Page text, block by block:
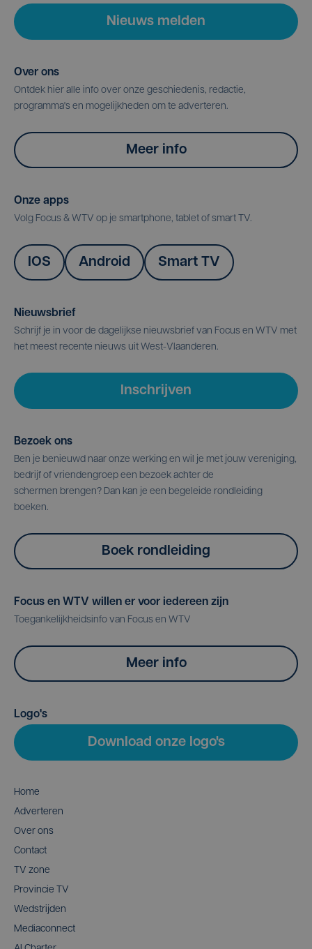
Nieuws melden
Over ons
Ontdek hier alle info over onze geschiedenis, redactie,
programma's en mogelijkheden om te adverteren.
Meer info
Onze apps
Volg Focus & WTV op je smartphone, tablet of smart TV.
IOS Android Smart TV
Nieuwsbrief
Schrijf je in voor de dagelijkse nieuwsbrief van Focus en WTV met
het meest recente nieuws uit West-Vlaanderen.
Inschrijven
Bezoek ons
Ben je benieuwd naar onze werking en wil je met jouw vereniging,
bedrijf of vriendengroep een bezoek achter de
schermen brengen? Dan kan je een begeleide rondleiding
boeken.
Boek rondleiding
Focus en WTV willen er voor iedereen zijn
Toegankelijkheidsinfo van Focus en WTV
Meer info
Logo's
Download onze logo's
Home
Adverteren
Over ons
Contact
TV zone
Provincie TV
Wedstrijden
Mediaconnect